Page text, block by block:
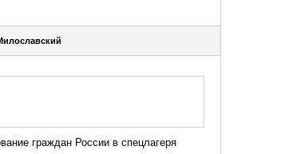
граждан России в спецлагеря